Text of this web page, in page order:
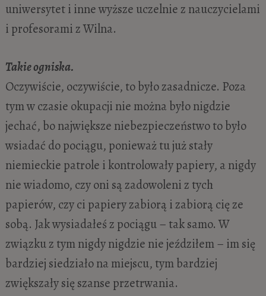
uniwersytet i inne wyższe uczelnie z nauczycielami
i profesorami z Wilna.
Takie ogniska.
Oczywiście, oczywiście, to było zasadnicze. Poza
tym w czasie okupacji nie można było nigdzie
jechać, bo największe niebezpieczeństwo to było
wsiadać do pociągu, ponieważ tu już stały
niemieckie patrole i kontrolowały papiery, a nigdy
nie wiadomo, czy oni są zadowoleni z tych
papierów, czy ci papiery zabiorą i zabiorą cię ze
sobą. Jak wysiadałeś z pociągu – tak samo. W
związku z tym nigdy nigdzie nie jeździłem – im się
bardziej siedziało na miejscu, tym bardziej
zwiększały się szanse przetrwania.